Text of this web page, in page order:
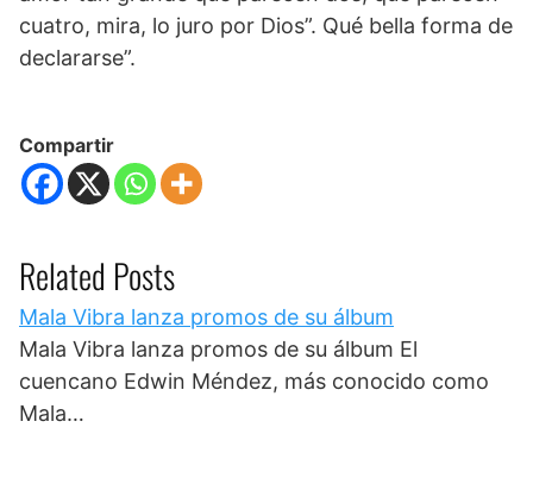
cuatro, mira, lo juro por Dios”. Qué bella forma de
declararse”.
Compartir
Related Posts
Mala Vibra lanza promos de su álbum
Mala Vibra lanza promos de su álbum El
cuencano Edwin Méndez, más conocido como
Mala…